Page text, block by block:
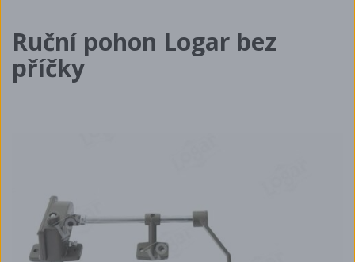
Ruční pohon Logar bez
příčky